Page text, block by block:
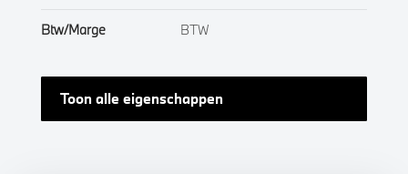
Btw/Marge BTW
Toon alle eigenschappen